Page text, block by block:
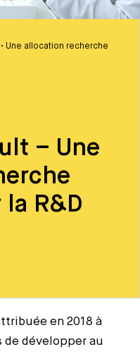
• Une allocation recherche
– Une
R&D
en 2018 à
de développer au